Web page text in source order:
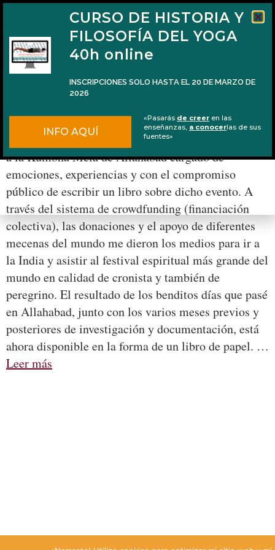
Mi libro de Kumbha Mela publicado por Kairós
Hace exactamente dos años yo regresaba de mi viaje
a la Kumbha Mela de Allahabad cargado de
emociones, experiencias y con el compromiso
público de escribir un libro sobre dicho evento. A
través del sistema de crowdfunding (financiación
colectiva), las donaciones y el apoyo de diferentes
mecenas del mundo me dieron los medios para ir a
la India y asistir al festival espiritual más grande del
mundo en calidad de cronista y también de
peregrino. El resultado de los benditos días que pasé
en Allahabad, junto con los varios meses previos y
posteriores de investigación y documentación, está
ahora disponible en la forma de un libro de papel. …
Leer más
CURSO DE HISTORIA Y
FILOSOFÍA DEL YOGA
40h online
INSCRIPCIONES SOLO HASTA EL 20 DE MARZO DE
2026
INFO AQUÍ
«Pasarás de creer en las
enseñanzas, a conocerlas de sus
fuentes»